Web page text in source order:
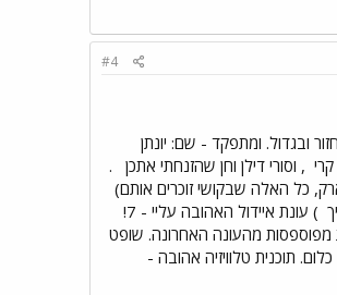
#4
ובגדול. ומתפקד - שם: יונתן
, וסורי דילן וחן שהזנחתי אתכן
.
כל האלה שבקושי זוכרים אותם)
) עונת איידול האהובה עליי - 7!
מפוספסות מהעונה האחרונה. שופט
תוכנית טלוויזיה אהובה -